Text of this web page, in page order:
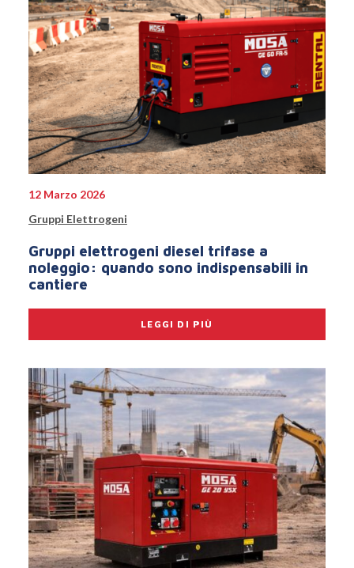
12 Marzo 2026
Gruppi Elettrogeni
Gruppi elettrogeni diesel trifase a
noleggio: quando sono indispensabili in
cantiere
LEGGI DI PIÙ